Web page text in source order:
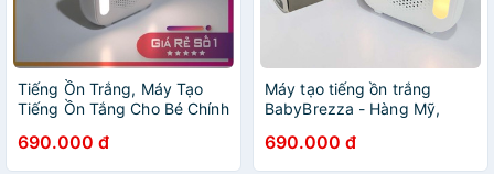
Tiếng Ồn Trắng, Máy Tạo
Tiếng Ồn Tắng Cho Bé Chính
Bảo Hành 12 Tháng Giúp Bé
Ngủ Ngon
690.000 đ
Máy tạo tiếng ồn trắng
BabyBrezza - Hàng Mỹ,
giấc, 18 âm thanh cho bé,
tích hợp đèn ngủ
690.000 đ